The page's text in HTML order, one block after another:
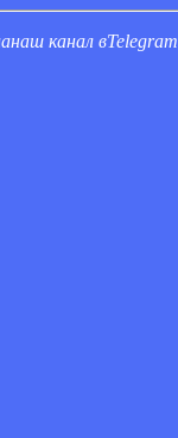
наш канал вTelegram